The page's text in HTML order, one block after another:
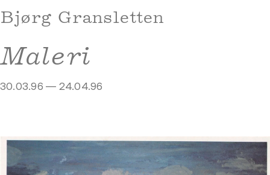
Bjørg Gransletten
Maleri
30.03.96 — 24.04.96